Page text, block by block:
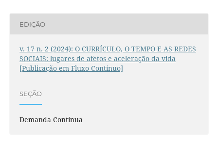
EDIÇÃO
v. 17 n. 2 (2024): O CURRÍCULO, O TEMPO E AS REDES
SOCIAIS: lugares de afetos e aceleração da vida
[Publicação em Fluxo Contínuo]
SEÇÃO
Demanda Contínua